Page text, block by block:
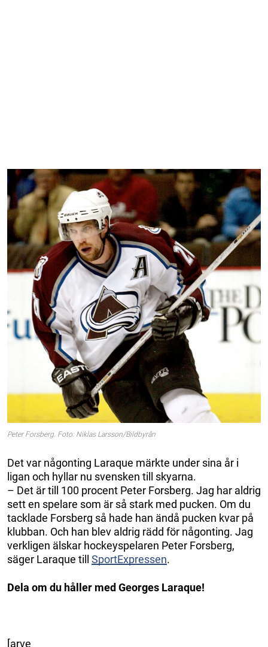
Peter Forsberg. Foto: Niklas Larsson/Bildbyrån
Det var någonting Laraque märkte under sina år i
ligan och hyllar nu svensken till skyarna.
– Det är till 100 procent Peter Forsberg. Jag har aldrig
sett en spelare som är så stark med pucken. Om du
tacklade Forsberg så hade han ändå pucken kvar på
klubban. Och han blev aldrig rädd för någonting. Jag
verkligen älskar hockeyspelaren Peter Forsberg,
säger Laraque till SportExpressen.
Dela om du håller med Georges Laraque!
[arve